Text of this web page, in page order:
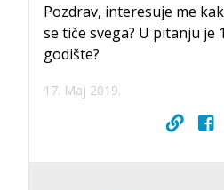
Pozdrav, interesuje me
se tiče svega? U pitanju je
godište?
17. Maj 2019.